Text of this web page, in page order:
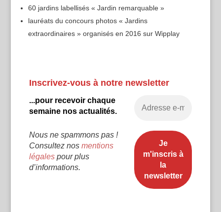
60 jardins labellisés « Jardin remarquable »
lauréats du concours photos « Jardins
extraordinaires » organisés en 2016 sur Wipplay
Inscrivez-vous à notre newsletter
...pour recevoir chaque
semaine nos actualités.
Nous ne spammons pas !
Consultez nos mentions
légalespour plus
d’informations.